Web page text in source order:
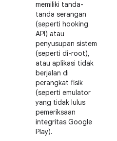
memiliki tanda-
tanda serangan
(seperti hooking
API) atau
penyusupan sistem
(seperti di-root),
atau aplikasi tidak
berjalan di
perangkat fisik
(seperti emulator
yang tidak lulus
pemeriksaan
integritas Google
Play).